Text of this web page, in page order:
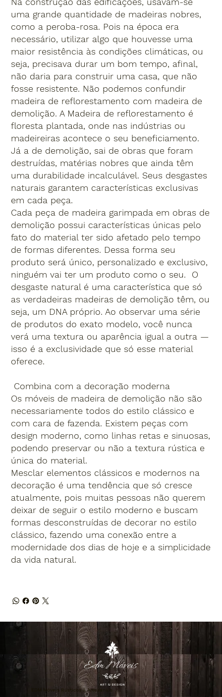
uma grande quantidade de madeiras nobres,
como a peroba-rosa. Pois na época era
necessário, utilizar algo que houvesse uma
maior resistência às condições climáticas, ou
seja, precisava durar um bom tempo, afinal,
não daria para construir uma casa, que não
fosse resistente. Não podemos confundir
madeira de reflorestamento com madeira de
demolição. A Madeira de reflorestamento é
floresta plantada, onde nas indústrias ou
madeireiras acontece o seu beneficiamento.
Já a de demolição, sai de obras que foram
destruídas, matérias nobres que ainda têm
uma durabilidade incalculável. Seus desgastes
naturais garantem características exclusivas
em cada peça.
Cada peça de madeira garimpada em obras de
demolição possui características únicas pelo
fato do material ter sido afetado pelo tempo
de formas diferentes. Dessa forma seu
produto será único, personalizado e exclusivo,
ninguém vai ter um produto como o seu. O
desgaste natural é uma característica que só
as verdadeiras madeiras de demolição têm, ou
seja, um DNA próprio. Ao observar uma série
de produtos do exato modelo, você nunca
verá uma textura ou aparência igual a outra —
isso é a exclusividade que só esse material
oferece.
Combina com a decoração moderna
Os móveis de madeira de demolição não são
necessariamente todos do estilo clássico e
com cara de fazenda. Existem peças com
design moderno, como linhas retas e sinuosas,
podendo preservar ou não a textura rústica e
única do material.
Mesclar elementos clássicos e modernos na
decoração é uma tendência que só cresce
atualmente, pois muitas pessoas não querem
deixar de seguir o estilo moderno e buscam
formas desconstruídas de decorar no estilo
clássico, fazendo uma conexão entre a
modernidade dos dias de hoje e a simplicidade
da vida natural.
EDM Móveis Rústicos & Artesanais